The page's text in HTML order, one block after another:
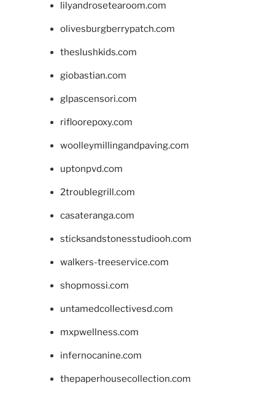
lilyandrosetearoom.com
olivesburgberrypatch.com
theslushkids.com
giobastian.com
glpascensori.com
rifloorepoxy.com
woolleymillingandpaving.com
uptonpvd.com
2troublegrill.com
casateranga.com
sticksandstonesstudiooh.com
walkers-treeservice.com
shopmossi.com
untamedcollectivesd.com
mxpwellness.com
infernocanine.com
thepaperhousecollection.com